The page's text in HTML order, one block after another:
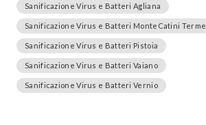
Sanificazione Virus e Batteri Agliana
Sanificazione Virus e Batteri MonteCatini Terme
Sanificazione Virus e Batteri Pistoia
Sanificazione Virus e Batteri Vaiano
Sanificazione Virus e Batteri Vernio